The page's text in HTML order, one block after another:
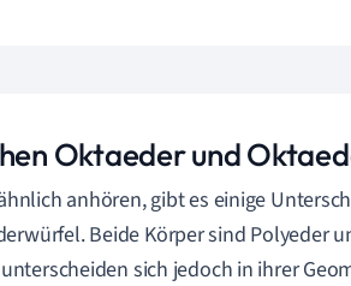
Oktaeder und
anhören, gibt es einige
Beide Körper sind Polyeder
sich jedoch in ihrer